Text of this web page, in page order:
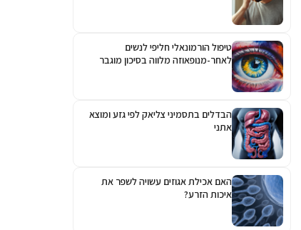
טיפול הורמונאלי חליפי לנשים
לאחר-מנופאוזה מלווה בסיכון מוגבר
הבדלים בתסמיני צליאק לפי גזע ומוצא
אתני
האם אכילת אגוזים עשויה לשפר את
איכות הזרע?